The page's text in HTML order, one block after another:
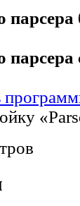
парсера